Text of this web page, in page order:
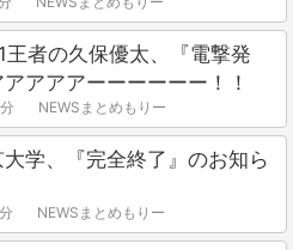
王者の久保優太、『電撃発
アアアーーーーーー！！
NEWSまとめもりー
大学、『完全終了』のお知ら
NEWSまとめもりー